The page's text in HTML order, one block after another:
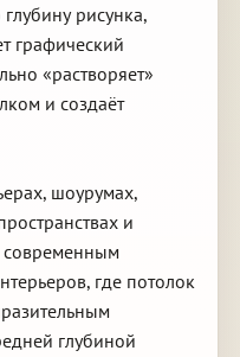
рисунка,
графический
«растворяет»
и создаёт
шоурумах,
и
где потолок
глубиной